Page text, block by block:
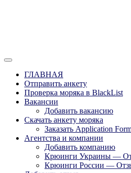
Рассылка
Вакансии для
моряков в море.
компаний и морских
Украины, России,
мира. Отзывы,
Вакансии для
апликашки CV
ГЛАВНАЯ
Отправить анкету
Проверка моряка в BlackList
Вакансии
Добавить вакансию
Скачать анкету моряка
Заказать Application
Агентства и компании
Добавить компанию
Крюинги Украины —
Крюинги России —